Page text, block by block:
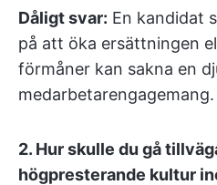
Dåligt svar: En kandidat
på att öka ersättningen
förmåner kan sakna en
medarbetarengagemang.
2. Hur skulle du gå
högpresterande kultur